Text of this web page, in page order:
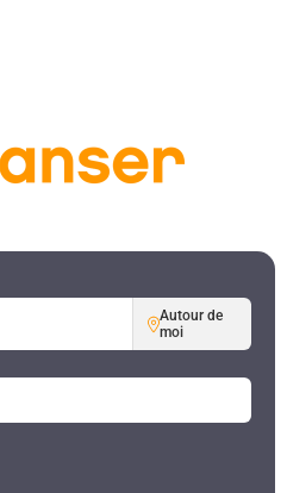
Autour de
moi